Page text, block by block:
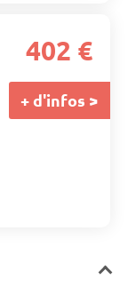
402 €
+ d'infos >